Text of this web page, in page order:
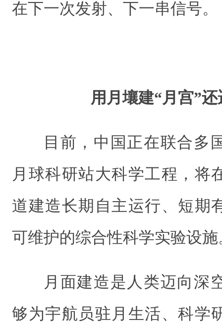
在下一次发射、下一串信号
用月壤建“月宫”
目前，中国正在联合多
月球科研站大科学工程，将
道建造长期自主运行、短期
可维护的综合性科学实验设施
月面建造是人类迈向深
够为宇航员驻月生活、科学